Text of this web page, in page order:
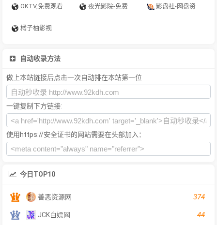
OKTV,免费观看完整版电视,免VIP,免费看电影,最新电视剧,最新电影,影视大全,在线观看 夜光影院-免费追剧，一起看高清剧~ 影盘社-网盘资源搜索神器
橘子柚影视
自动收录方法
做上本站链接后点击一次自动排在本站第一位
一键复制下方链接:
使用https://安全证书的网站需要在头部加入：
今日TOP10
善恶资源网 374
JCK白嫖网 44